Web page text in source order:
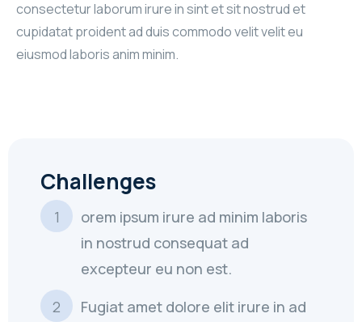
consectetur laborum irure in sint et sit nostrud et
cupidatat proident ad duis commodo velit velit eu
eiusmod laboris anim minim.
Challenges
orem ipsum irure ad minim laboris
in nostrud consequat ad
excepteur eu non est.
Fugiat amet dolore elit irure in ad